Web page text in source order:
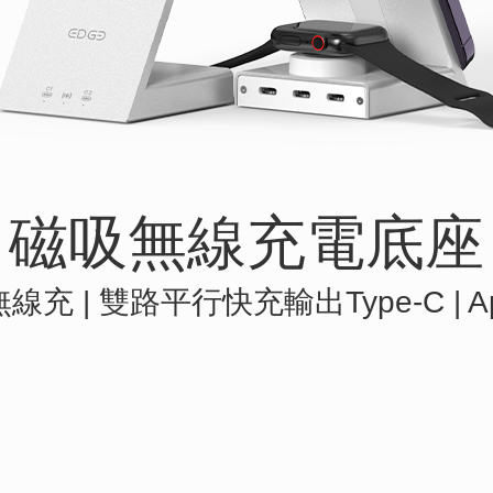
磁吸無線充電底座
線充| 雙路平行快充輸出Type-C |